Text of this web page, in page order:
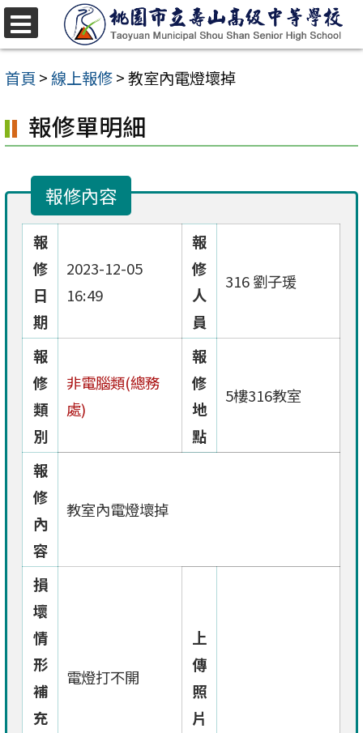
跳
至
主
內
容
首頁 >線上報修>教室內電燈壞掉
報修單明細
報修內容
報
修
日
期
2023-12-05
16:49
報
修
人
員
316 劉子瑗
報
修
類
別
非電腦類(總務
處)
報
修
地
點
5樓316教室
報
修
內
容
教室內電燈壞掉
損
壞
情
形
補
充
電燈打不開
上
傳
照
片
選
單